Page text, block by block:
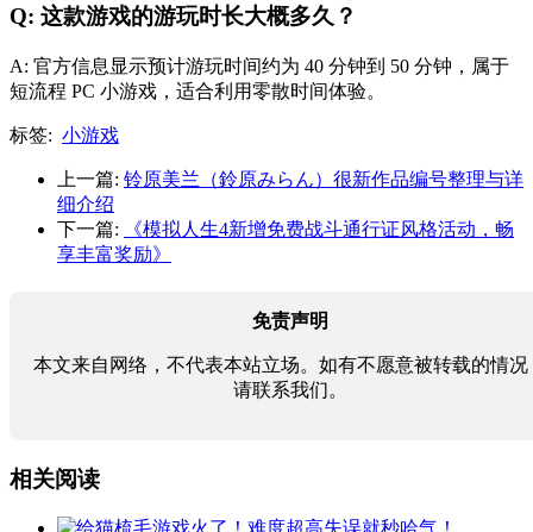
Q: 这款游戏的游玩时长大概多久？
A: 官方信息显示预计游玩时间约为 40 分钟到 50 分钟，属于
短流程 PC 小游戏，适合利用零散时间体验。
标签: 小游戏
上一篇: 铃原美兰（鈴原みらん）很新作品编号整理与详
细介绍
下一篇:
《模拟人生4新增免费战斗通行证风格活动，畅
享丰富奖励》
免责声明
本文来自网络，不代表本站立场。如有不愿意被转载的情况
请联系我们。
相关阅读